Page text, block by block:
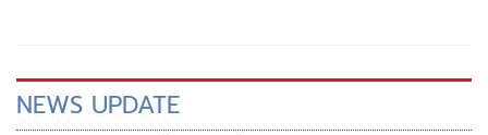
NEWS UPDATE